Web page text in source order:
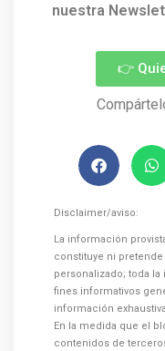
nuestra
👉
Disclaimer/aviso:
La información
constituye ni
personalizado; toda
fines informativos
información
En la medida que el
contenidos de